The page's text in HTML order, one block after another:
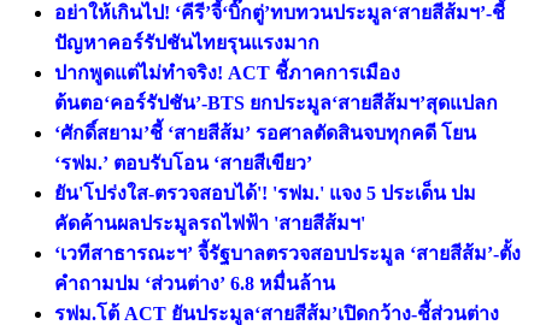
อย่าให้เกินไป! ‘คีรี’จี้‘บิ๊กตู่’ทบทวนประมูล‘สายสีส้มฯ’-ชี้
ปัญหาคอร์รัปชันไทยรุนแรงมาก
ปากพูดแต่ไม่ทำจริง! ACT ชี้ภาคการเมือง
ต้นตอ‘คอร์รัปชัน’-BTS ยกประมูล‘สายสีส้มฯ’สุดแปลก
‘ศักดิ์สยาม’ชี้ ‘สายสีส้ม’ รอศาลตัดสินจบทุกคดี โยน
‘รฟม.’ ตอบรับโอน ‘สายสีเขียว’
ยัน'โปร่งใส-ตรวจสอบได้'! 'รฟม.' แจง 5 ประเด็น ปม
คัดค้านผลประมูลรถไฟฟ้า 'สายสีส้มฯ'
‘เวทีสาธารณะฯ’ จี้รัฐบาลตรวจสอบประมูล ‘สายสีส้ม’-ตั้ง
คำถามปม ‘ส่วนต่าง’ 6.8 หมื่นล้าน
รฟม.โต้ ACT ยันประมูล‘สายสีส้ม’เปิดกว้าง-ชี้ส่วนต่าง